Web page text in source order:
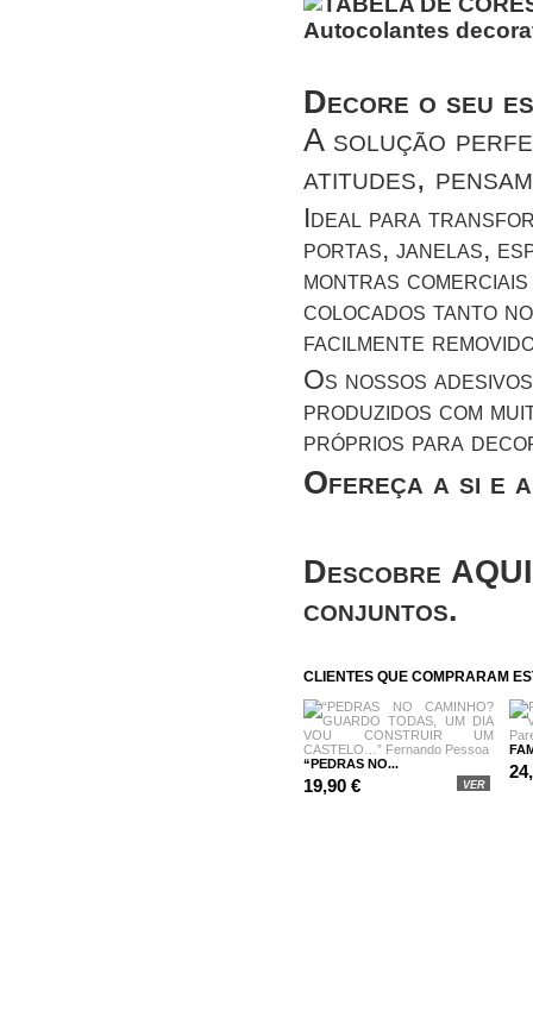
Decore o seu
A solução
atitudes,
Ideal para
portas, janelas,
montras
colocados tanto
facilmente
Os nossos
produzidos com
próprios para
Ofereça a si e a
Descobre AQUI
conjuntos.
CLIENTES QUE COMPRARAM
“PEDRAS NO...
19,90 € VER